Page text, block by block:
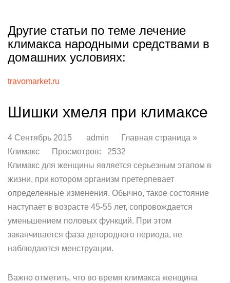
Другие статьи по теме лечение
климакса народными средствами в
домашних условиях:
travomarket.ru
Шишки хмеля при климаксе
4 Сентябрь 2015 admin Главная страница »
Климакс Просмотров: 2532
Климакс для женщины является серьезным этапом в
жизни, при котором организм претерпевает
определенные изменения. Обычно, такое состояние
наступает в возрасте 45-55 лет, сопровождается
уменьшением половых функций. При этом
заканчивается фаза детородного периода, не
наблюдаются менструации.
Важно отметить, что во время климакса женщина